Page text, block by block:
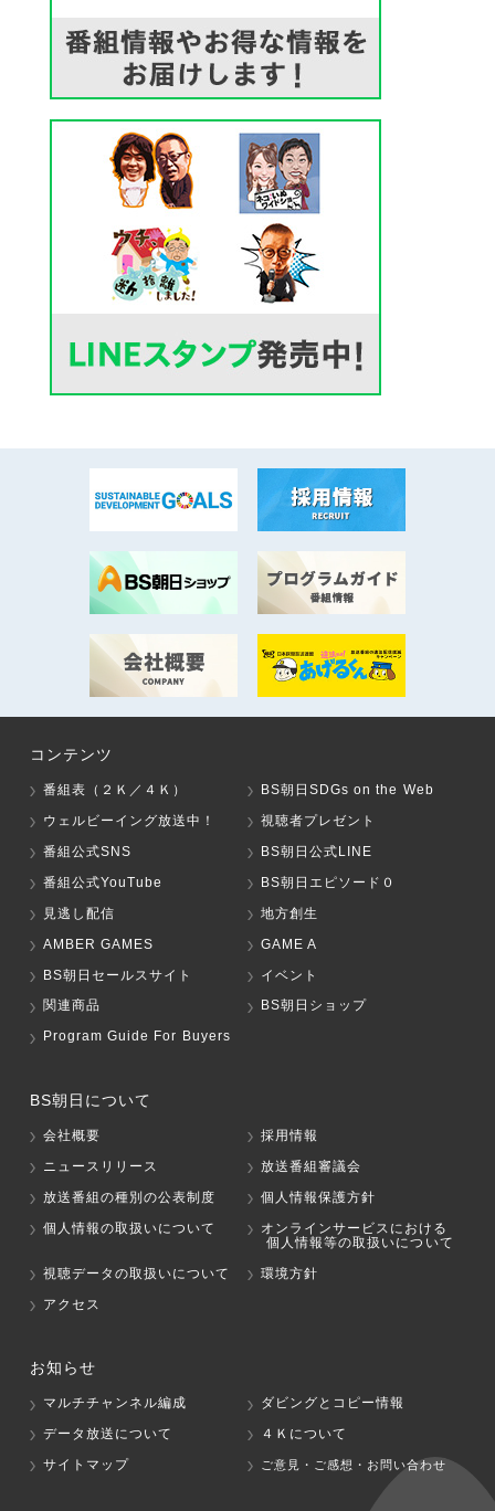
コンテンツ
番組表（２Ｋ／４Ｋ）
BS朝日SDGs on the Web
ウェルビーイング放送中！
視聴者プレゼント
番組公式SNS
BS朝日公式LINE
番組公式YouTube
BS朝日エピソード０
見逃し配信
地方創生
AMBER GAMES
GAME A
BS朝日セールスサイト
イベント
関連商品
BS朝日ショップ
Program Guide For Buyers
BS朝日について
会社概要
採用情報
ニュースリリース
放送番組審議会
放送番組の種別の公表制度
個人情報保護方針
個人情報の取扱いについて
オンラインサービスにおける
個人情報等の取扱いについて
視聴データの取扱いについて
環境方針
アクセス
お知らせ
マルチチャンネル編成
ダビングとコピー情報
データ放送について
４Ｋについて
サイトマップ
ご意見・ご感想・お問い合わせ